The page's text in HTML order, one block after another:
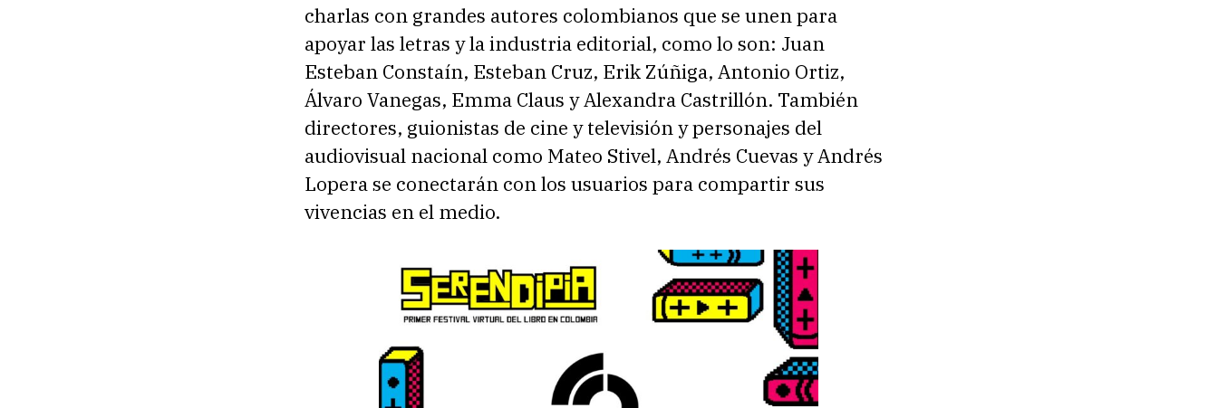
charlas con grandes autores colombianos que se unen para
apoyar las letras y la industria editorial, como lo son: Juan
Esteban Constaín, Esteban Cruz, Erik Zúñiga, Antonio Ortiz,
Álvaro Vanegas, Emma Claus y Alexandra Castrillón. También
directores, guionistas de cine y televisión y personajes del
audiovisual nacional como Mateo Stivel, Andrés Cuevas y Andrés
Lopera se conectarán con los usuarios para compartir sus
vivencias en el medio.